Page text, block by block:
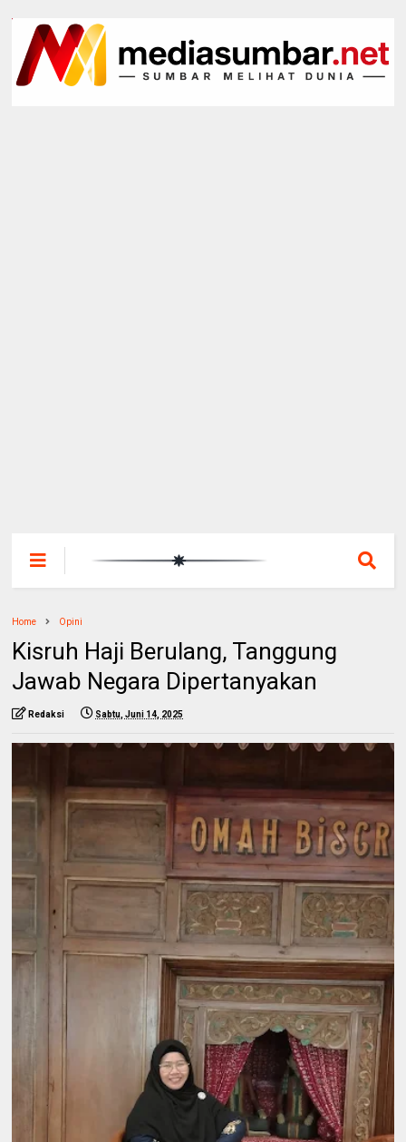
Home Opini
Kisruh Haji Berulang, Tanggung
Jawab Negara Dipertanyakan
Redaksi Sabtu, Juni 14, 2025